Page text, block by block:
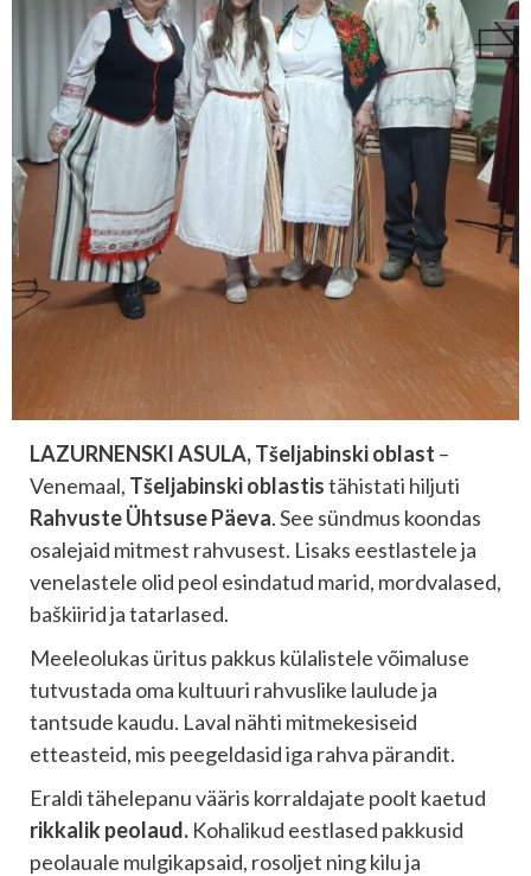
LAZURNENSKI ASULA, Tšeljabinski oblast –
Venemaal, Tšeljabinski oblastistähistati hiljuti
Rahvuste Ühtsuse Päeva. See sündmus koondas
osalejaid mitmest rahvusest. Lisaks eestlastele ja
venelastele olid peol esindatud marid, mordvalased,
baškiirid ja tatarlased.
Meeleolukas üritus pakkus külalistele võimaluse
tutvustada oma kultuuri rahvuslike laulude ja
tantsude kaudu. Laval nähti mitmekesiseid
etteasteid, mis peegeldasid iga rahva pärandit.
Eraldi tähelepanu vääris korraldajate poolt kaetud
rikkalik peolaud. Kohalikud eestlased pakkusid
peolauale mulgikapsaid, rosoljet ning kilu ja